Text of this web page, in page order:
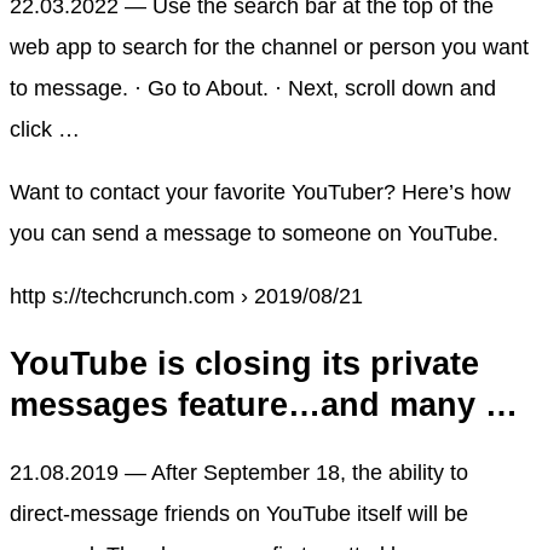
22.03.2022 — Use the search bar at the top of the
web app to search for the channel or person you want
to message. · Go to About. · Next, scroll down and
click …
Want to contact your favorite YouTuber? Here’s how
you can send a message to someone on YouTube.
http s://techcrunch.com › 2019/08/21
YouTube is closing its private
messages feature…and many …
21.08.2019 — After September 18, the ability to
direct-message friends on YouTube itself will be